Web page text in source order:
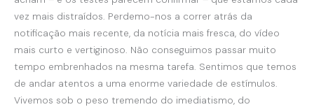
vez mais distraídos. Perdemo-nos a correr atrás da
notificação mais recente, da notícia mais fresca, do vídeo
mais curto e vertiginoso. Não conseguimos passar muito
tempo embrenhados na mesma tarefa. Sentimos que temos
de andar atentos a uma enorme variedade de estímulos.
Vivemos sob o peso tremendo do imediatismo, do